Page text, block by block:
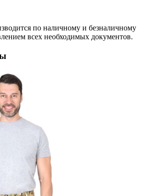
по наличному и безналичному
всех необходимых документов.